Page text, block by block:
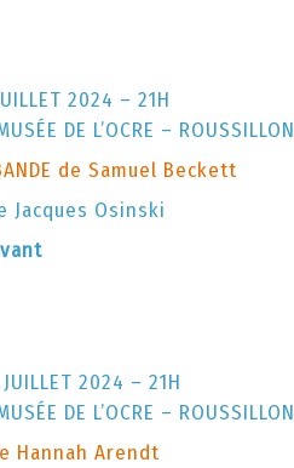
2024 – 21H
DE L’OCRE – ROUSSILLON
de Samuel Beckett
Jacques Osinski
JUILLET 2024 – 21H
DE L’OCRE – ROUSSILLON
Hannah Arendt